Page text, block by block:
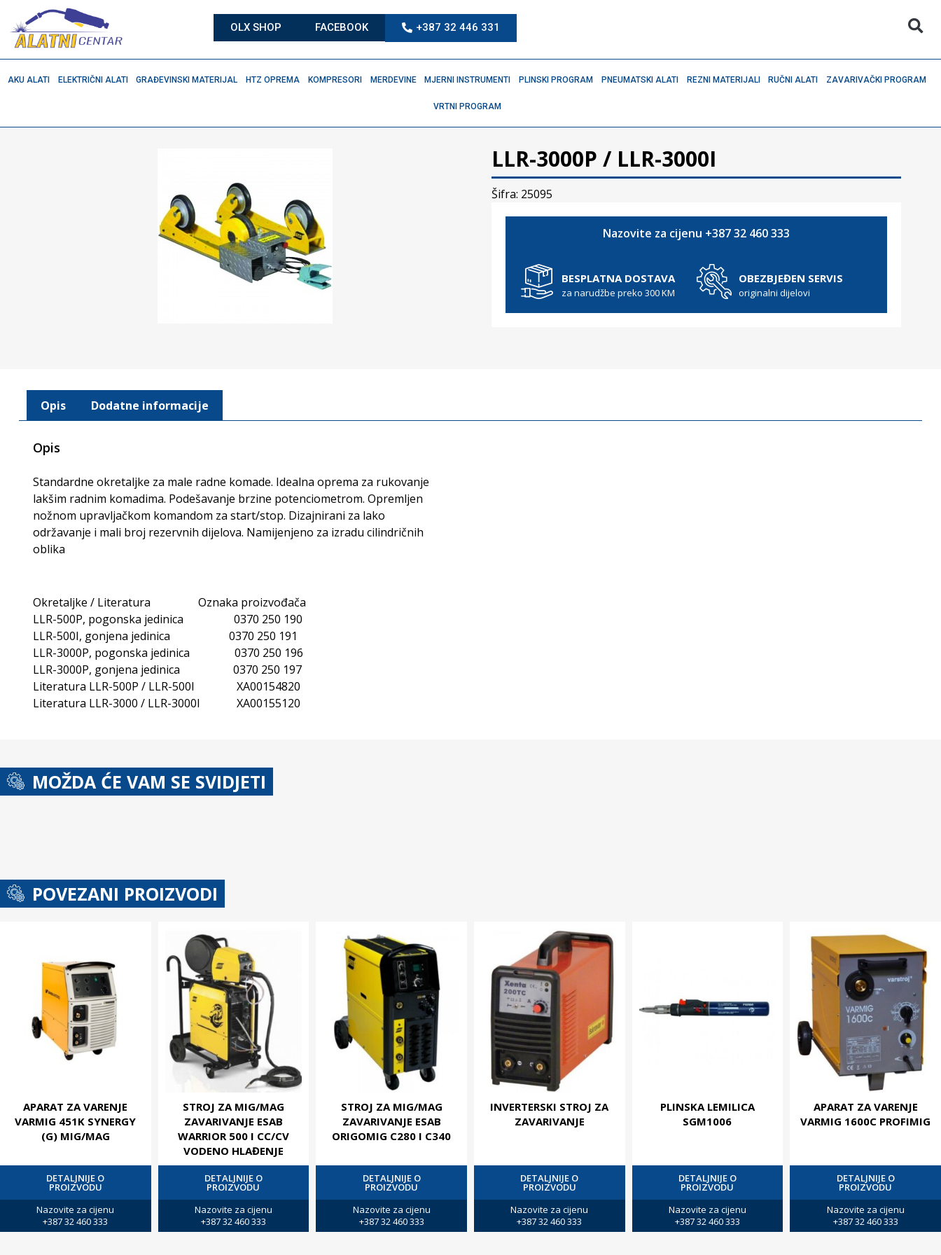
OLX SHOP FACEBOOK +387 32 446 331
AKU ALATI ELEKTRIČNI ALATI GRAĐEVINSKI MATERIJAL HTZ OPREMA KOMPRESORI MERDEVINE MJERNI INSTRUMENTI PLINSKI PROGRAM PNEUMATSKI ALATI REZNI MATERIJALI RUČNI ALATI ZAVARIVAČKI PROGRAM
VRTNI PROGRAM
LLR-3000P / LLR-3000I
Šifra: 25095
Nazovite za cijenu +387 32 460 333
BESPLATNA DOSTAVA
za narudžbe preko 300 KM
OBEZBJEĐEN SERVIS
originalni dijelovi
Opis Dodatne informacije
Opis
Standardne okretaljke za male radne komade. Idealna oprema za rukovanje
lakšim radnim komadima. Podešavanje brzine potenciometrom. Opremljen
nožnom upravljačkom komandom za start/stop. Dizajnirani za lako
održavanje i mali broj rezervnih dijelova. Namijenjeno za izradu cilindričnih
oblika
Okretaljke / Literatura Oznaka proizvođača
LLR-500P, pogonska jedinica 0370 250 190
LLR-500I, gonjena jedinica 0370 250 191
LLR-3000P, pogonska jedinica 0370 250 196
LLR-3000P, gonjena jedinica 0370 250 197
Literatura LLR-500P / LLR-500I XA00154820
Literatura LLR-3000 / LLR-3000I XA00155120
MOŽDA ĆE VAM SE SVIDJETI
POVEZANI PROIZVODI
APARAT ZA VARENJE
VARMIG 451K SYNERGY
(G) MIG/MAG
DETALJNIJE O
PROIZVODU
Nazovite za cijenu
+387 32 460 333
STROJ ZA MIG/MAG
ZAVARIVANJE ESAB
WARRIOR 500 I CC/CV
VODENO HLAĐENJE
DETALJNIJE O
PROIZVODU
Nazovite za cijenu
+387 32 460 333
STROJ ZA MIG/MAG
ZAVARIVANJE ESAB
ORIGOMIG C280 I C340
DETALJNIJE O
PROIZVODU
Nazovite za cijenu
+387 32 460 333
INVERTERSKI STROJ ZA
ZAVARIVANJE
DETALJNIJE O
PROIZVODU
Nazovite za cijenu
+387 32 460 333
PLINSKA LEMILICA
SGM1006
DETALJNIJE O
PROIZVODU
Nazovite za cijenu
+387 32 460 333
APARAT ZA VARENJE
VARMIG 1600C PROFIMIG
DETALJNIJE O
PROIZVODU
Nazovite za cijenu
+387 32 460 333